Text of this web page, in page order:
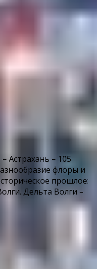
Астрахань – 105
флоры и
прошлое:
Дельта Волги –